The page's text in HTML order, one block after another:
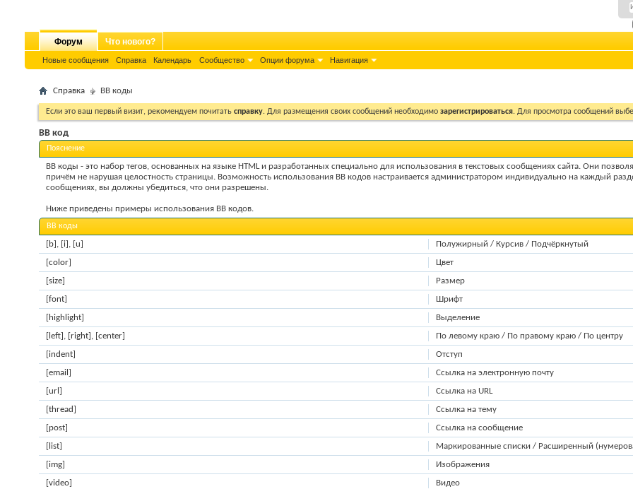
Форум
Новые сообщения Справка Календарь Сообщество Опции форума Навигация
Что нового?
Справка BB коды
Если это ваш первый визит, рекомендуем почитать справку. Для размещения своих сообщений необходимо зарегистрироваться. Для просмотра сообщений
BB код
Пояснение
BB коды - это набор тегов, основанных на языке HTML и разработанных специально для использования в текстовых сообщениях сайта. Они
причём не нарушая целостность страницы. Возможность использования BB кодов настраивается администратором индивидуально на каждый
сообщениях, вы должны убедиться, что они разрешены.
Ниже приведены примеры использования BB кодов.
BB коды
Полужирный / Курсив / Подчёркнутый
[b] , [i] , [u]
Цвет
[color]
Размер
[size]
Шрифт
[font]
Выделение
[highlight]
По левому краю / По правому краю / По центру
[left] , [right] , [center]
Отступ
[indent]
Ссылка на электронную почту
[email]
Ссылка на URL
[url]
Ссылка на тему
[thread]
Ссылка на сообщение
[post]
Маркированные списки / Расширенный
[list]
Изображения
[img]
Видео
[video]